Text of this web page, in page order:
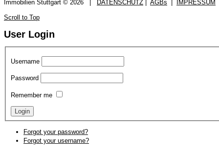
Immobilien Stuttgart © 2026 | DATENSCHUTZ | AGBs | IMPRESSUM
Scroll to Top
User Login
Username
Password
Remember me
Forgot your password?
Forgot your username?